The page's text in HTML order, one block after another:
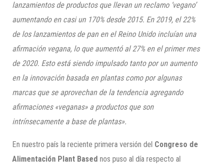
lanzamientos de productos que llevan un reclamo ‘vegano’
aumentando en casi un 170% desde 2015. En 2019, el 22%
de los lanzamientos de pan en el Reino Unido incluían una
afirmación vegana, lo que aumentó al 27% en el primer mes
de 2020. Esto está siendo impulsado tanto por un aumento
en la innovación basada en plantas como por algunas
marcas que se aprovechan de la tendencia agregando
afirmaciones «veganas» a productos que son
intrínsecamente a base de plantas».
En nuestro país la reciente primera versión del Congreso de
Alimentación Plant Based nos puso al día respecto al